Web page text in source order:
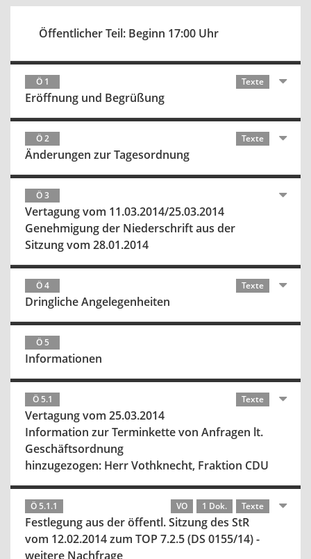
Öffentlicher Teil: Beginn 17:00 Uhr
Ö 1 Texte
Eröffnung und Begrüßung
Ö 2 Texte
Änderungen zur Tagesordnung
Ö 3
Vertagung vom 11.03.2014/25.03.2014
Genehmigung der Niederschrift aus der
Sitzung vom 28.01.2014
Ö 4 Texte
Dringliche Angelegenheiten
Ö 5
Informationen
Ö 5.1 Texte
Vertagung vom 25.03.2014
Information zur Terminkette von Anfragen lt.
Geschäftsordnung
hinzugezogen: Herr Vothknecht, Fraktion CDU
Ö 5.1.1 VO 1 Dok. Texte
Festlegung aus der öffentl. Sitzung des StR
vom 12.02.2014 zum TOP 7.2.5 (DS 0155/14) -
weitere Nachfrage